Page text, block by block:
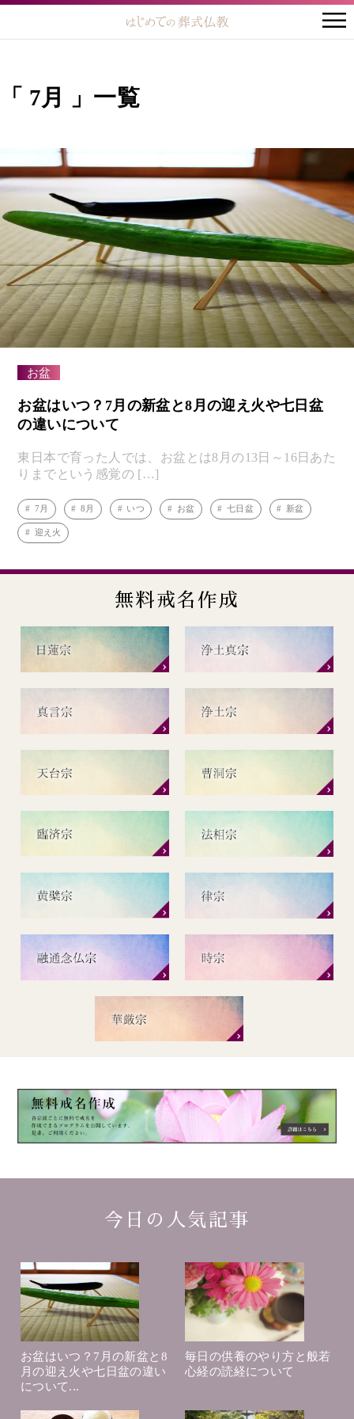
「 7月 」一覧
お盆
お盆はいつ？7月の新盆と8月の迎え火や七日盆
の違いについて
東日本で育った人では、お盆とは8月の13日～16日あた
りまでという感覚の […]
7月 8月 いつ お盆 七日盆 新盆
迎え火
無料戒名作成
今日の人気記事
お盆はいつ？7月の新盆と8
月の迎え火や七日盆の違い
について...
毎日の供養のやり方と般若
心経の読経について